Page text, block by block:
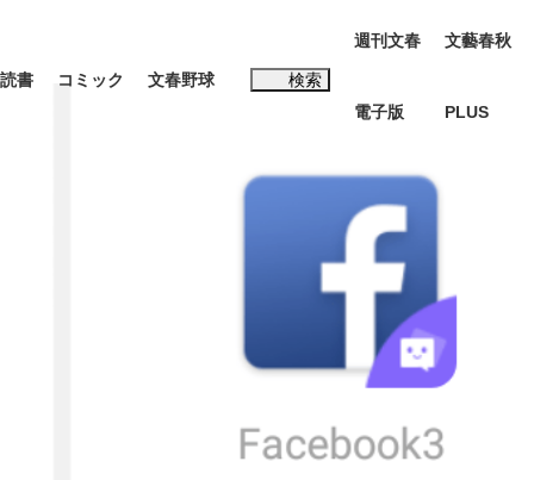
日本代表“敗戦”の真実 選手が明かす...
読書 コミック 文春野球 検索
週刊文春
電子版
文藝春秋
PLUS